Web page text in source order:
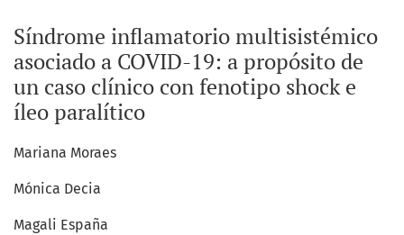
Síndrome inflamatorio multisistémico
asociado a COVID-19: a propósito de
un caso clínico con fenotipo shock e
íleo paralítico
Mariana Moraes
Mónica Decia
Magali España